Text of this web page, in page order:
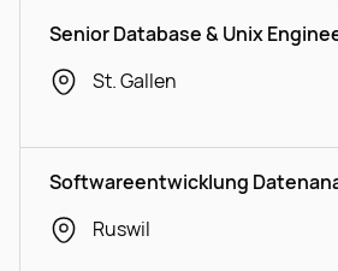
Senior Database & Unix
St. Gallen
Softwareentwicklung
Ruswil